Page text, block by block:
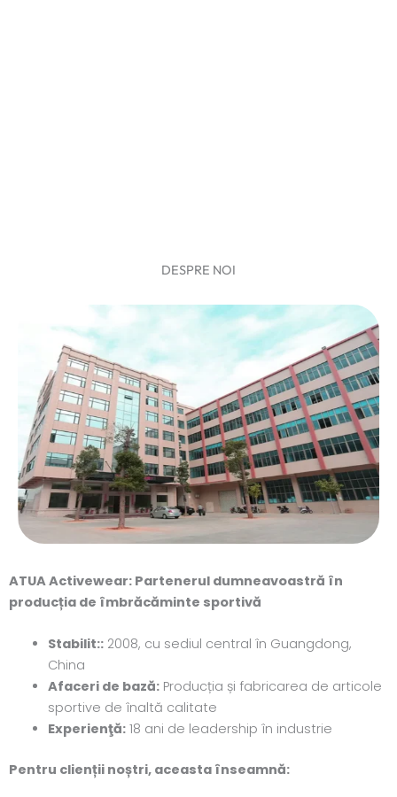
DESPRE NOI
ATUA Activewear: Partenerul dumneavoastră în
producția de îmbrăcăminte sportivă
Stabilit::2008, cu sediul central în Guangdong,
China
Afaceri de bază:Producția și fabricarea de articole
sportive de înaltă calitate
Experienţă:18 ani de leadership în industrie
Pentru clienții noștri, aceasta înseamnă: